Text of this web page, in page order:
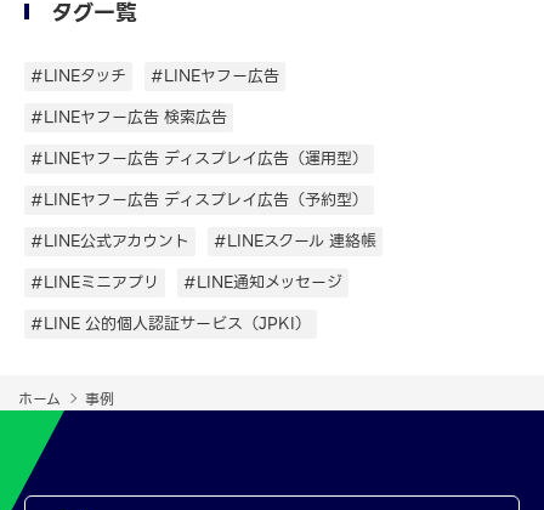
タグ一覧
#LINEタッチ
#LINEヤフー広告
#LINEヤフー広告 検索広告
#LINEヤフー広告 ディスプレイ広告（運用型）
#LINEヤフー広告 ディスプレイ広告（予約型）
#LINE公式アカウント
#LINEスクール 連絡帳
#LINEミニアプリ
#LINE通知メッセージ
#LINE 公的個人認証サービス（JPKI）
ホーム 事例